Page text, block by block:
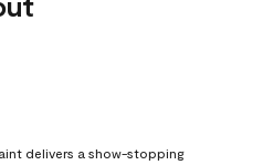
delivers a show-stopping